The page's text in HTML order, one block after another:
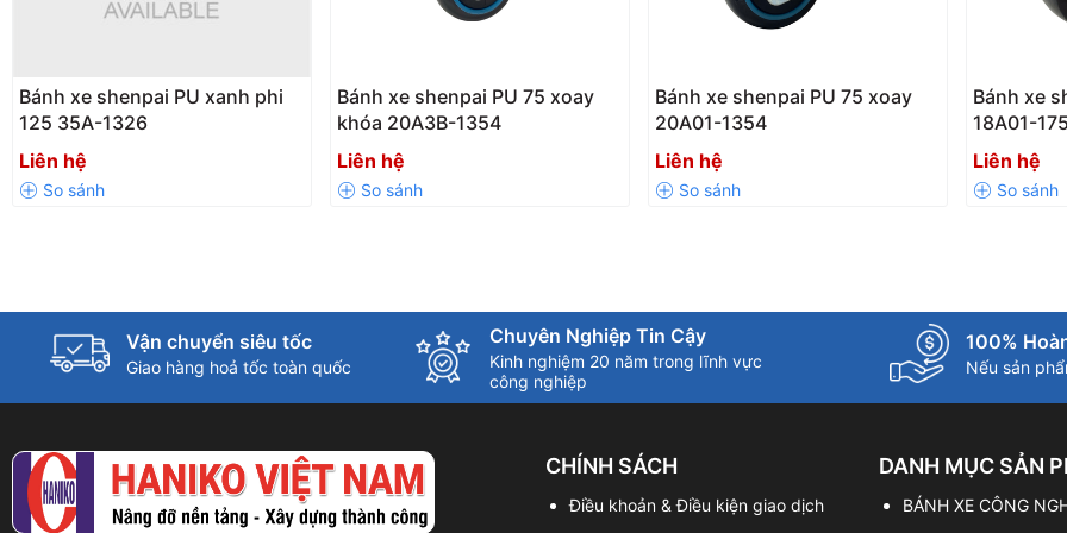
Bánh xe shenpai PU xanh phi
125 35A-1326
Liên hệ
Bánh xe shenpai PU 75 xoay
khóa 20A3B-1354
Liên hệ
Bánh xe shenpai PU 75 xoay
20A01-1354
Liên hệ
Bánh xe
18A01-
Liên hệ
Vận chuyển siêu tốc
Giao hàng hoả tốc toàn quốc
Chuyên Nghiệp Tin Cậy
Kinh nghiệm 20 năm trong lĩnh vực
công nghiệp
100%
Nếu sản
CHÍNH SÁCH
Điều khoản & Điều kiện giao dịch
DANH MỤC SẢN
BÁNH XE CÔNG